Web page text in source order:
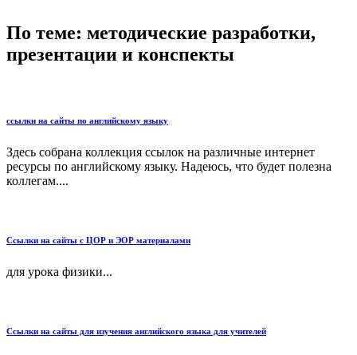
По теме: методические разработки,
презентации и конспекты
ссылки на сайты по английскому языку
Здесь собрана коллекция ссылок на различные интернет
ресурсы по английскому языку. Надеюсь, что будет полезна
коллегам....
Ссылки на сайты с ЦОР и ЭОР материалами
для урока физики...
Ссылки на сайты для изучения английского языка для учителей